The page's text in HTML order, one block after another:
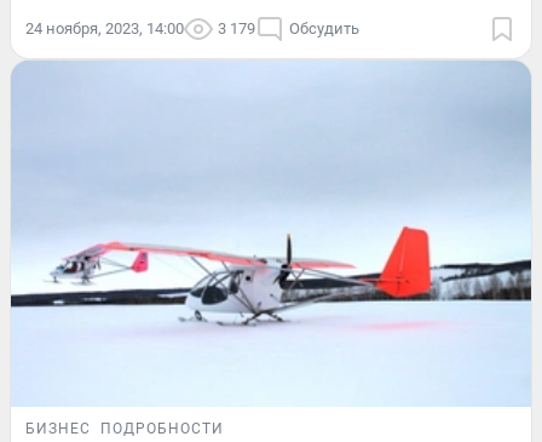
24 ноября, 2023, 14:00 3 179 Обсудить
БИЗНЕС ПОДРОБНОСТИ